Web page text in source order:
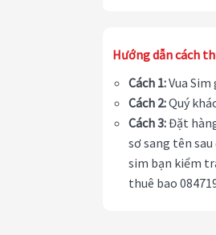
Hướng dẫn cách
Cách 1:Vua
Cách 2:Quý
Cách 3:Đặt
sơ sang tên
sim bạn kiểm
thuê bao